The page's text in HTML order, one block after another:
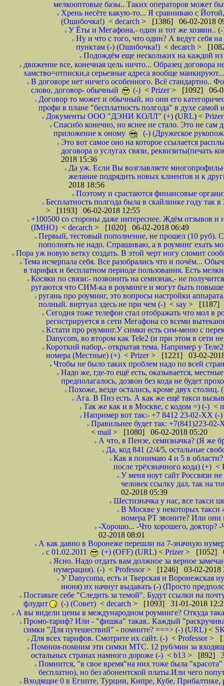
мелкооптовые базы.. Таких операторов может
Хрень несёте какую-то... Я сравниваю с
(Ошибочка!) < decarch > [1386] 06-02-2018
У Ёты и Мегафона,- один и тот же хозяин..
Ну и что с того, что один? А ведут себя
пунктам (-) (Ошибочка!) < decarch >
Подождём еще нескольких на каждой из
движение все, конечная цель ничто... Образец договора
хамство=отписки,а серьезные адреса вообще
В договоре нет ничего особенного. Всё стандартно..
слово, договор- обычный
(-) < Prizer> [1092] 06-
Договор то может и обычный, но они его
профи в плане "бесплатность полгода" в духе
Документы ООО "ДЭНИ КОЛЛ" (+) (URL) <
Спасибо конечно, но яснее не стало. Это не сам
приложение к оному
(-) (Дружеское
Это вот самое оно на которое ссылается
договора о услугах связи, реквизиты(печать
2018 15:36
Да уж. Если Вы возглавляете
желание подрядить новых клиентов и к
2018 18:56
Поэтому и срастаются финансовые
Бесплатность полгода была в скайлинке году
> [1193] 06-02-2018 12:55
+100500 со стороны даже интереснее. Ждём отзывов и
(IMHO) < decarch > [1020] 06-02-2018 06:49
Первый, тестовый пополнение, не прошел (10 руб).
пополнять не надо. Спрашиваю, а в роуминг ехать
Пора уж новую ветку создать. В этой черт ногу сломит
Тема исчерпала себя. Все разобрались что и почём...
в тарифах и бесплатном периоде пользования. Есть
Косяки по связи:- позвонить на семизнак,- не
ругаются что СИМ-ка в роуминге и могут быть
ругань про роуминг, это вопросы настройки
полный. виртуал здесь не при чем (-) < say > [1187]
Сегодня тоже телефон стал отображать что мол в
регистрируется в сети Мегафона со всеми
Кстати про роуминг.У симки есть сим-меню с
Danycom, во втором как Tele2 (и при этом в сети
Короткий набор,- открытая тема. Например у
номера (Местные) (+) < Prizer> [1221] 03-02-
Чтобы не было таких проблем надо по всей
Надо же, где-то ещё есть, оказывается,
предполагалось, дозвон без кода не будет
Похоже, везде остались, кроме двух
Ага. В Пнз есть. А как же ещё такси
Так же как и в Москве, с кодом =) (-) <
Например вот так:- +7 8412 23-02-ХХ (-
Правильнее будет так: +7(841)223-
< mail > [1080] 06-02-2018 05:20
А что, в Пензе, семизначка? (Я же
Да, код 841 (2/4/5, остальные
Как я понимаю 4 и 5 в
после трёхзначного кода) (+) <
У меня ноут сайт Россвязи
человек ссылку дал, так на
02-2018 05:39
Шестизначка у нас, все такси
В Москве у некоторых такси
номера РТ звоните? Или они
-Хорошо... -Что хорошего, доктор?
02-2018 08:01
А как давно в Воронеже перешли на 7-значную
с 01.02.2011
(+) (OFF) (URL) < Prizer> [1052]
Ясно. Надо отдать вам должное за верное
нумерация). (-) < Professor> [1246] 03-02-2018
У Danycoma, есть и Тверская и Воронежская
июня) их начнут выдавать (-) (Просто
Поставьте себе "Следить за темой". Будут ссылки на
флудит
(-) (Совет) < decarch > [1093] 31-01-2018
А вы видели цены в международном роуминге? Откуда
Промо-тариф? Или - "фишка" такая.. Каждый
симки "Для путешествий" - помните? ===> (-) (URL) <
Для всех тарифов. Смотрите их сайт. (-) < Professor>
Помним-помним эти симки МТС. 12 руб/мин за
остальных странах намного дороже (-) < b13 > [892]
Помнится, "в свое время"на них тоже была
бесплатно), но без абонентской платы.Или чего
Входящие 0 в Египте, Турции, Кипре, Кубе,